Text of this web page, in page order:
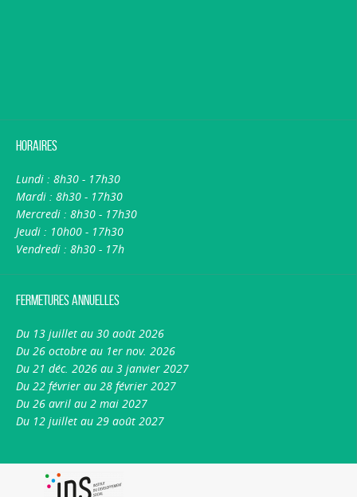
Horaires
Lundi : 8h30 - 17h30
Mardi : 8h30 - 17h30
Mercredi : 8h30 - 17h30
Jeudi : 10h00 - 17h30
Vendredi : 8h30 - 17h
Fermetures annuelles
Du 13 juillet au 30 août 2026
Du 26 octobre au 1er nov. 2026
Du 21 déc. 2026 au 3 janvier 2027
Du 22 février au 28 février 2027
Du 26 avril au 2 mai 2027
Du 12 juillet au 29 août 2027